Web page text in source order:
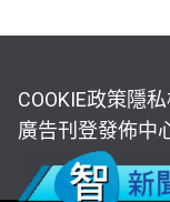
COOKIE政策隱
廣告刊登發佈中